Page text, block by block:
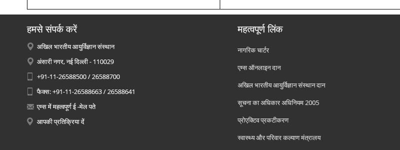
हमसे संपर्क करें
अखिल भारतीय आयुर्विज्ञान संस्थान
अंसारी नगर, नई दिल्ली - 110029
+91-11-26588500 / 26588700
फैक्स: +91-11-26588663 / 26588641
एम्स में महत्वपूर्ण ई -मेल पते
आपकी प्रतिक्रिया दें
महत्वपूर्ण लिंक
नागरिक चार्टर
एम्स ऑनलाइन दान
अखिल भारतीय आयुर्विज्ञान संस्थान दान
सूचना का अधिकार अधिनियम 2005
प्रोएक्टिव प्रकटीकरण
स्वास्थ्य और परिवार कल्याण मंत्रालय